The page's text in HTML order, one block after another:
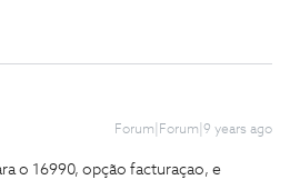
Forum|Forum|9 years ago
o 16990, opção facturaçao, e